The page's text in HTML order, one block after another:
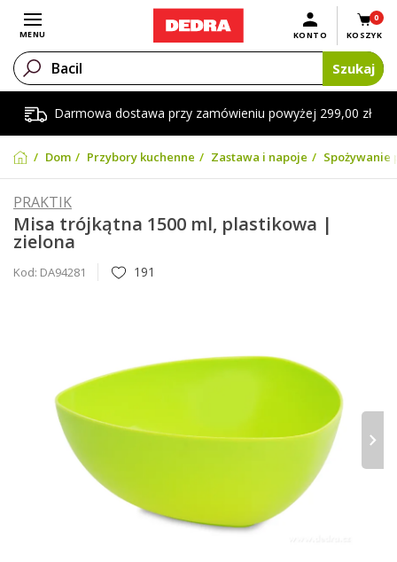
Darmowa dostawa przy zamówieniu powyżej 299,00 zł
Otwórz menu
MENU
0
KOSZYK
KONTO
Szukaj
Dom Przybory kuchenne Zastawa i napoje Spożywanie
PRAKTIK
Misa trójkątna 1500 ml, plastikowa |
zielona
Kod: DA94281 191
›